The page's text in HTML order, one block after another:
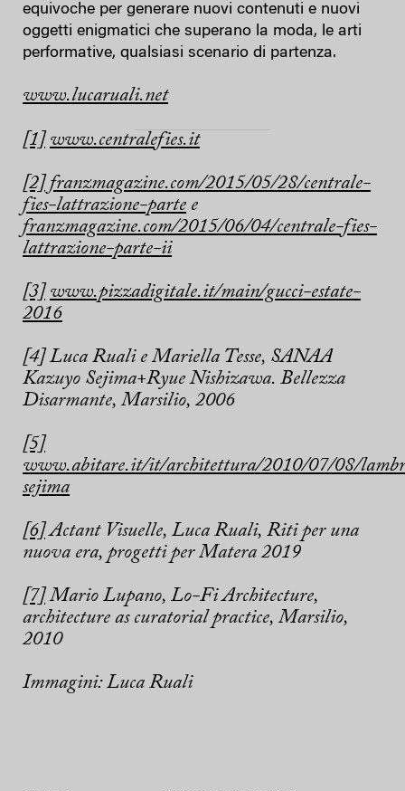
equivoche per generare nuovi contenuti e nuovi
oggetti enigmatici che superano la moda, le arti
performative, qualsiasi scenario di partenza.
www.lucaruali.net
[1] www.centralefies.it
[2] franzmagazine.com/2015/05/28/centrale-
fies-lattrazione-parte e
franzmagazine.com/2015/06/04/centrale-fies-
lattrazione-parte-ii
[3] www.pizzadigitale.it/main/gucci-estate-
2016
[4] Luca Ruali e Mariella Tesse, SANAA
Kazuyo Sejima+Ryue Nishizawa. Bellezza
Disarmante, Marsilio, 2006
[5]
www.abitare.it/it/architettura/2010/07/08/
sejima
[6]Actant Visuelle, Luca Ruali, Riti per una
nuova era, progetti per Matera 2019
[7]Mario Lupano, Lo-Fi Architecture,
architecture as curatorial practice, Marsilio,
2010
Immagini: Luca Ruali